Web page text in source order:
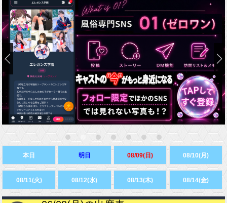
本日 明日 08/09(日) 08/10(月)
08/11(火) 08/12(水) 08/13(木) 08/14(金)